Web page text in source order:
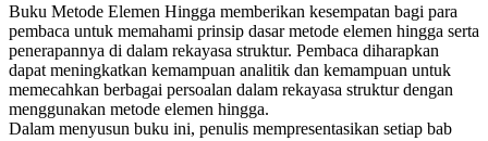
Buku Metode Elemen Hingga memberikan kesempatan bagi para
pembaca untuk memahami prinsip dasar metode elemen hingga serta
penerapannya di dalam rekayasa struktur. Pembaca diharapkan
dapat meningkatkan kemampuan analitik dan kemampuan untuk
memecahkan berbagai persoalan dalam rekayasa struktur dengan
menggunakan metode elemen hingga.
Dalam menyusun buku ini, penulis mempresentasikan setiap bab